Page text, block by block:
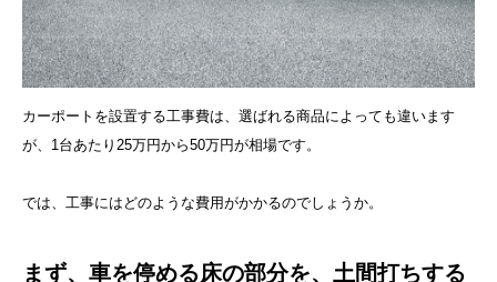
カーポートを設置する工事費は、選ばれる商品によっても違います
が、1台あたり25万円から50万円が相場です。
では、工事にはどのような費用がかかるのでしょうか。
まず、車を停める床の部分を、土間打ちする